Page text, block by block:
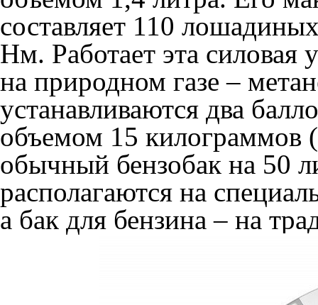
составляет 110
Нм. Работает эта силовая
на природном газе –
устанавливаются два
объемом 15 килограммов
обычный бензобак на 50
располагаются на
а бак для бензина – на